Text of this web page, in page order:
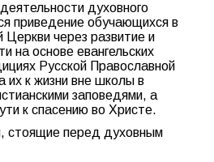
духовного
приведение обучающихся в
Церкви через развитие и
на основе евангельских
Русской Православной
их к жизни вне школы в
заповедями, а
к спасению во Христе.
стоящие перед духовным